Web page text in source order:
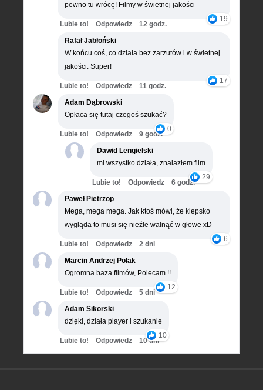
pewno tu wrócę! Filmy w świetnej jakości
19
Lubie to! Odpowiedz
12 godz.
Rafał Jabłoński
W końcu coś, co działa bez zarzutów i w świetnej
jakości. Super!
17
Lubie to! Odpowiedz
11 godz.
Adam Dąbrowski
Opłaca się tutaj czegoś szukać?
0
Lubie to! Odpowiedz
9 godz.
Dawid Lengielski
mi wszystko działa, znalazłem film
29
Lubie to! Odpowiedz
6 godz.
Paweł Pietrzop
Mega, mega mega. Jak ktoś mówi, że kiepsko
wygląda to musi się nieźle walnąć w głowe xD
6
Lubie to! Odpowiedz
2 dni
Marcin Andrzej Polak
Ogromna baza filmów, Polecam !!
12
Lubie to! Odpowiedz
5 dni
Adam Sikorski
dzięki, działa player i szukanie
10
Lubie to! Odpowiedz 10 dni